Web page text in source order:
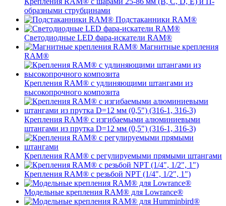
образными струбцинами
Подстаканники RAM®
Светодиодные LED фара-искатели RAM®
Магнитные крепления
RAM®
Крепления RAM® с удлиняющими штангами из
высокопрочного композита
Крепления RAM® с изгибаемыми алюминиевыми
штангами из прутка D=12 мм (0,5") (316-1, 316-3)
Крепления RAM® c регулируемыми прямыми штангами
Крепления RAM® с резьбой NPT (1/4", 1/2", 1")
Модельные крепления RAM® для Lowrance®